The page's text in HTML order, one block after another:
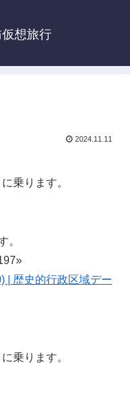
想旅行
2024.11.11
乗ります。
。
| 歴史的行政区域デー
乗ります。